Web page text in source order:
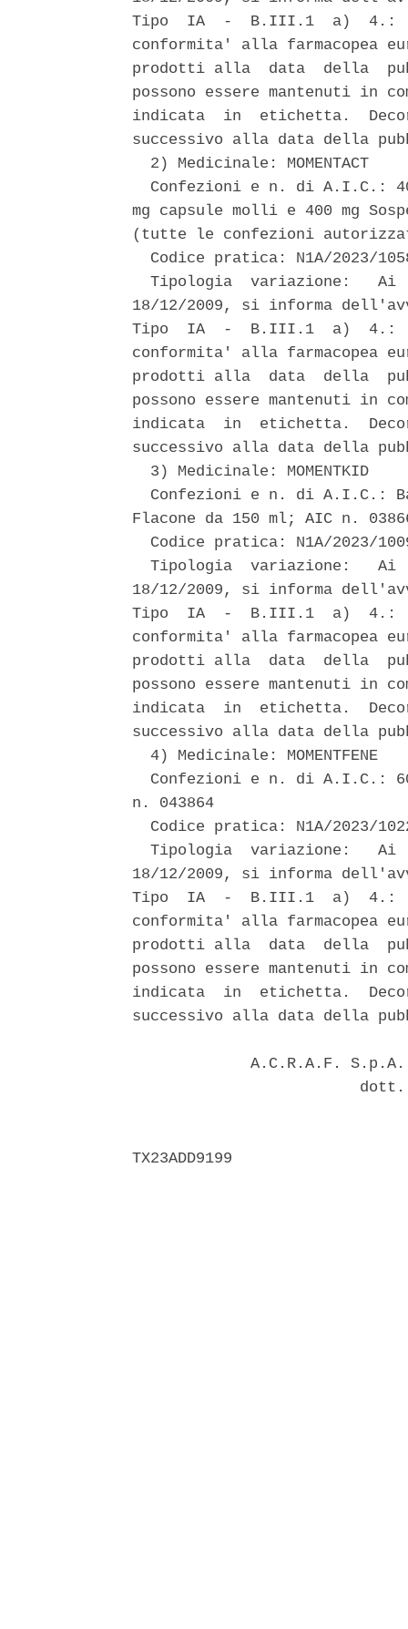
Tipo  IA  -  B.III.1  a)  4.:
conformita' alla farmacopea
prodotti alla  data  della
possono essere mantenuti in
indicata  in  etichetta.
successivo alla data della
  2) Medicinale: MOMENTACT
Confezioni e n. di A.I.C.:
mg capsule molli e 400 mg
(tutte le confezioni
Codice pratica: N1A/2023/
Tipologia  variazione:   Ai
18/12/2009, si informa
Tipo  IA  -  B.III.1  a)  4.:
conformita' alla farmacopea
prodotti alla  data  della
possono essere mantenuti in
indicata  in  etichetta.
successivo alla data della
  3) Medicinale: MOMENTKID
Confezioni e n. di A.I.C.:
Flacone da 150 ml; AIC n.
Codice pratica: N1A/2023/
Tipologia  variazione:   Ai
18/12/2009, si informa
Tipo  IA  -  B.III.1  a)  4.:
conformita' alla farmacopea
prodotti alla  data  della
possono essere mantenuti in
indicata  in  etichetta.
successivo alla data della
  4) Medicinale: MOMENTFENE
Confezioni e n. di A.I.C.:
n. 043864
Codice pratica: N1A/2023/
Tipologia  variazione:   Ai
18/12/2009, si informa
Tipo  IA  -  B.III.1  a)  4.:
conformita' alla farmacopea
prodotti alla  data  della
possono essere mantenuti in
indicata  in  etichetta.
successivo alla data della
A.C.R.A.F.